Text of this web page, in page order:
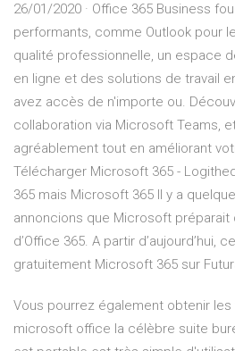
26/01/2020 · Office 365 Business
performants, comme Outlook pour
qualité professionnelle, un espace
en ligne et des solutions de travail
avez accès de n'importe ou.
collaboration via Microsoft Teams,
agréablement tout en améliorant
Télécharger Microsoft 365 -
365 mais Microsoft 365 Il y a
annoncions que Microsoft
d’Office 365. A partir d’aujourd’hui,
gratuitement Microsoft 365 sur
Vous pourrez également obtenir
microsoft office la célèbre suite